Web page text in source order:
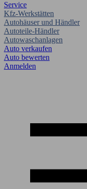
Service
Kfz-Werkstätten
Autohäuser und Händler
Autoteile-Händler
Autowaschanlagen
Auto verkaufen
Auto bewerten
Anmelden